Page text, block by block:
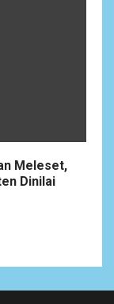
Meleset,
Dinilai